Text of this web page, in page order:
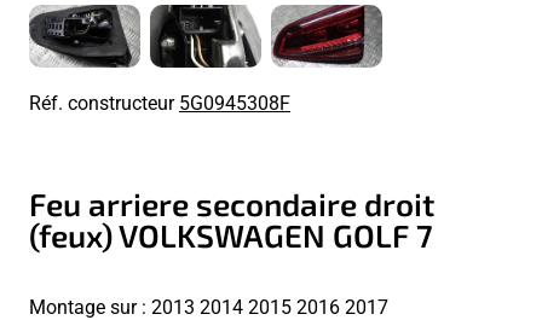
Réf. constructeur5G0945308F
Feu arriere secondaire droit
(feux) VOLKSWAGEN GOLF 7
Montage sur : 2013 2014 2015 2016 2017